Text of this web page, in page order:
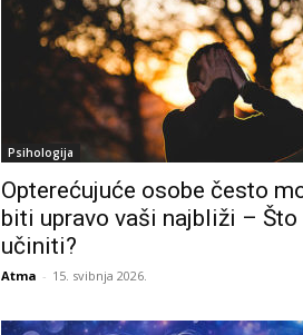
Psihologija
Opterećujuće osobe često
biti upravo vaši najbliži – Što
učiniti?
Atma - 15. svibnja 2026.